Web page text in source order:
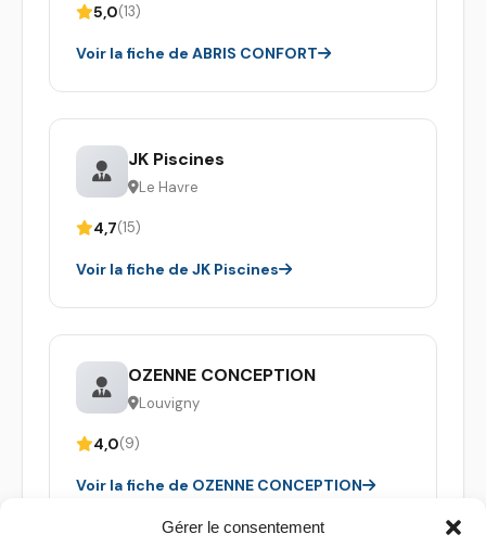
Gérer le consentement
5,0(13)
Voir la fiche de ABRIS CONFORT
JK Piscines
Le Havre
4,7(15)
Voir la fiche de JK Piscines
OZENNE CONCEPTION
Louvigny
4,0(9)
Voir la fiche de OZENNE CONCEPTION